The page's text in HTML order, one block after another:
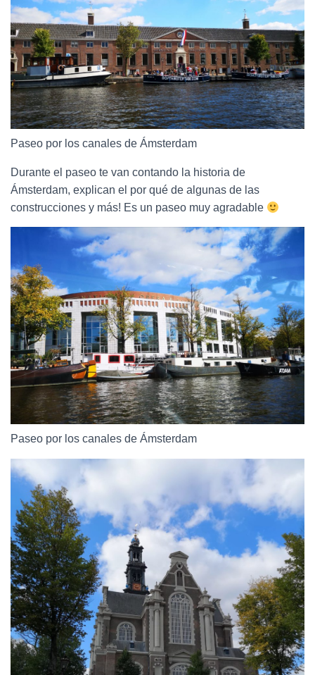
Paseo por los canales de Ámsterdam
Durante el paseo te van contando la historia de
Ámsterdam, explican el por qué de algunas de las
construcciones y más! Es un paseo muy agradable
Paseo por los canales de Ámsterdam